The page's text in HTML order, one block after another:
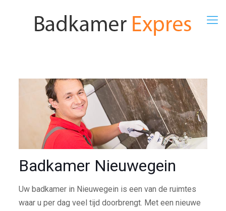
Badkamer Nieuwegein
Uw badkamer in Nieuwegein is een van de ruimtes
waar u per dag veel tijd doorbrengt. Met een nieuwe